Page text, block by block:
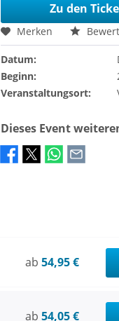
Zu den
Merken
Datum:
Beginn:
Veranstaltungsort:
Dieses Event
ab 54,95 €
ab 54,05 €